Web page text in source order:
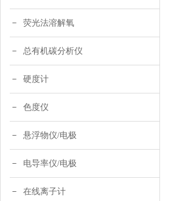
荧光法溶解氧
总有机碳分析仪
硬度计
色度仪
悬浮物仪/电极
电导率仪/电极
在线离子计